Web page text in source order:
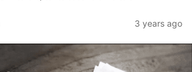
3 years ago